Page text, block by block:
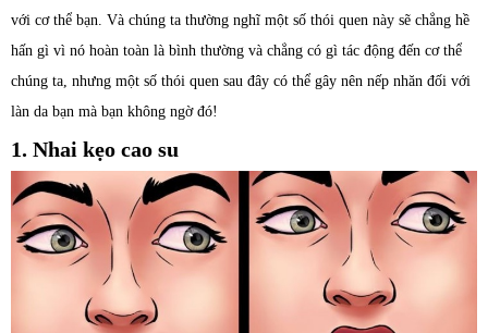
với cơ thể bạn. Và chúng ta thường nghĩ một số thói quen này sẽ chẳng hề
hấn gì vì nó hoàn toàn là bình thường và chẳng có gì tác động đến cơ thể
chúng ta, nhưng một số thói quen sau đây có thể gây nên nếp nhăn đối với
làn da bạn mà bạn không ngờ đó!
1. Nhai kẹo cao su